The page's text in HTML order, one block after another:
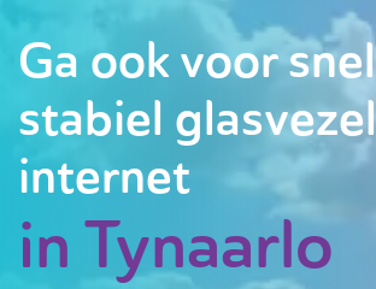
Ga ook voor
stabiel glasvezel
internet
in Tynaarlo